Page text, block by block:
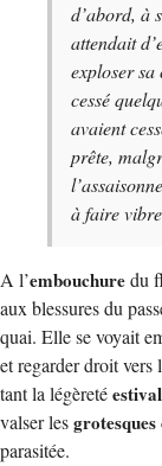
d’abord, à
attendait
exploser sa
cessé
avaient
prête,
à faire
A l’embouchuredu
aux blessures du
quai. Elle se voyait
et regarder droit vers
tant la légèreté
valser lesgrotesques
parasitée.